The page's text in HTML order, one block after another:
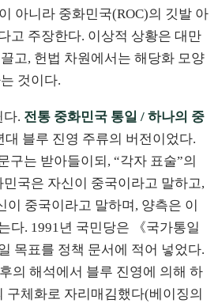
아니라 중화민국(ROC)의 깃발 아
고 주장한다. 이상적 상황은 대만
고, 헌법 차원에서는 해당화 모양
것이다.
다. 전통 중화민국 통일 / 하나의 중
대 블루 진영 주류의 버전이었다.
구는 받아들이되, “각자 표술”의
국은 자신이 중국이라고 말하고,
이 중국이라고 말하며, 양측은 이
다. 1991년 국민당은 《국가통일
목표를 정책 문서에 적어 넣었다.
의 해석에서 블루 진영에 의해 하
구체화로 자리매김했다(베이징의